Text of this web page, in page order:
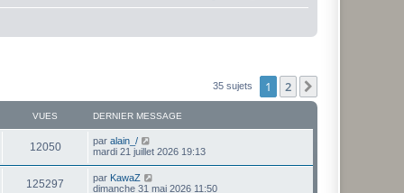
35 sujets 1 2
VUES DERNIER MESSAGE
12050V
u
D
e
i
par alain_/
mardi 21 juillet 2026 19:13
125297
D
e
par KawaZ
dimanche 31 mai 2026 11:50